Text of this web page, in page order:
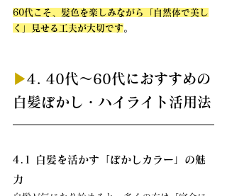
60代こそ、髪色を楽しみながら「自然体で美し
く」見せる工夫が大切です。
▶︎4. 40代〜60代におすすめの
白髪ぼかし・ハイライト活用法
4.1 白髪を活かす「ぼかしカラー」の魅
力